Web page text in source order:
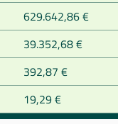
629.642,86 €
39.352,68 €
392,87 €
19,29 €